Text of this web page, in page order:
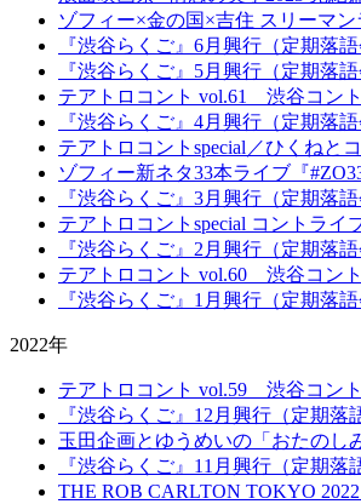
ゾフィー×金の国×吉住 スリーマン
『渋谷らくご』6月興行（定期落
『渋谷らくご』5月興行（定期落
テアトロコント vol.61 渋谷コント
『渋谷らくご』4月興行（定期落
テアトロコントspecial／ひくねと
ゾフィー新ネタ33本ライブ『
『渋谷らくご』3月興行（定期落
テアトロコントspecial コントライ
『渋谷らくご』2月興行（定期落
テアトロコント vol.60 渋谷コント
『渋谷らくご』1月興行（定期落
2022年
テアトロコント vol.59 渋谷コント
『渋谷らくご』12月興行（定期
玉田企画とゆうめいの「おたのし
『渋谷らくご』11月興行（定期
THE ROB CARLTON TOKYO 2022